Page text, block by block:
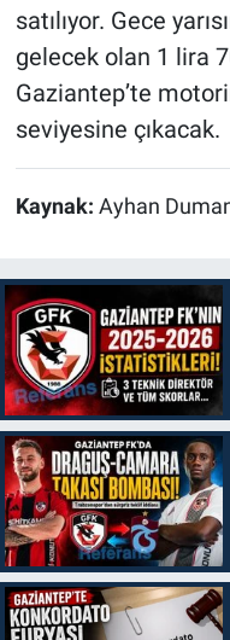
satılıyor. Gece
gelecek olan 1 lira
Gaziantep’te
seviyesine çıkacak.
Kaynak: Ayhan